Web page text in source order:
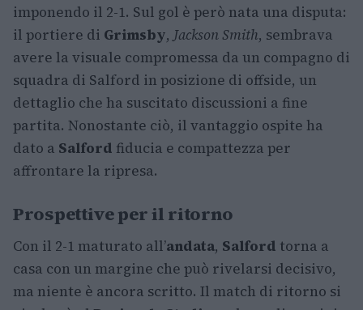
imponendo il 2-1. Sul gol è però nata una disputa:
il portiere di Grimsby,Jackson Smith, sembrava
avere la visuale compromessa da un compagno di
squadra di Salford in posizione di offside, un
dettaglio che ha suscitato discussioni a fine
partita. Nonostante ciò, il vantaggio ospite ha
dato a Salford fiducia e compattezza per
affrontare la ripresa.
Prospettive per il ritorno
Con il 2-1 maturato all’andata, Salford torna a
casa con un margine che può rivelarsi decisivo,
ma niente è ancora scritto. Il match di ritorno si